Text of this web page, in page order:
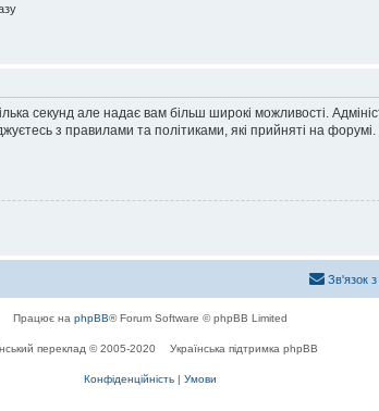
секунд але надає вам більш широкі можливості.
з правилами та політиками, які прийняті на
Зв'язок з
Працює на phpBB® Forum Software © phpBB Limited
переклад © 2005-2020 Українська підтримка phpBB
Конфіденційність | Умови